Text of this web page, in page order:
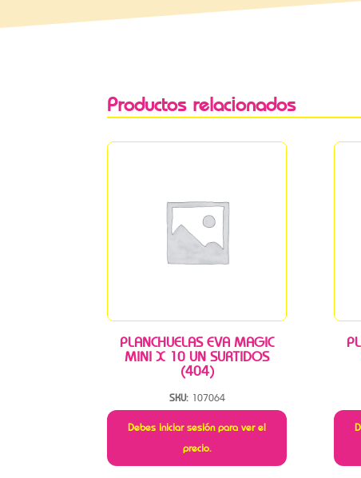
Productos relacionados
PLANCHUELAS EVA MAGIC
MINI X 10 UN SURTIDOS
(404)
SKU: 107064
Debes iniciar sesión para ver el
precio.